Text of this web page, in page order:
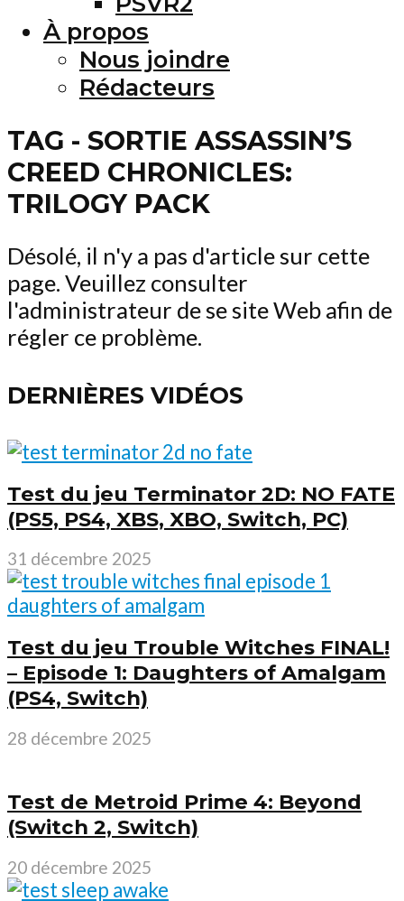
À propos
Nous joindre
Rédacteurs
TAG - SORTIE ASSASSIN’S
CREED CHRONICLES:
TRILOGY PACK
Désolé, il n'y a pas d'article sur cette
page. Veuillez consulter
l'administrateur de se site Web afin de
régler ce problème.
DERNIÈRES VIDÉOS
Test du jeu Terminator 2D: NO FATE
(PS5, PS4, XBS, XBO, Switch, PC)
31 décembre 2025
Test du jeu Trouble Witches FINAL!
– Episode 1: Daughters of Amalgam
(PS4, Switch)
28 décembre 2025
Test de Metroid Prime 4: Beyond
(Switch 2, Switch)
20 décembre 2025